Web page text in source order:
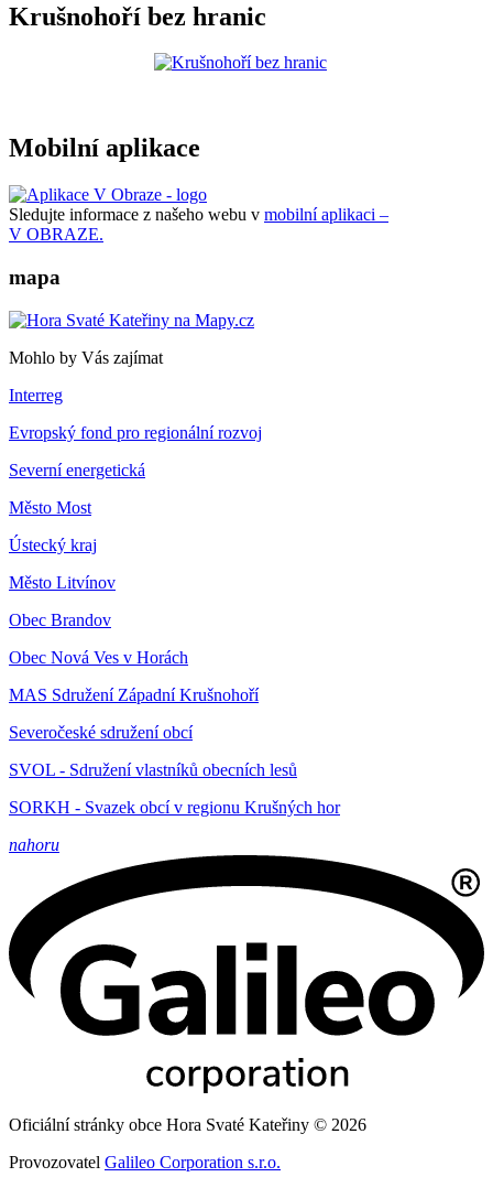
Krušnohoří bez hranic
Mobilní aplikace
Sledujte informace z našeho webu v mobilní aplikaci –
V OBRAZE.
mapa
Mohlo by Vás zajímat
Interreg
Evropský fond pro regionální rozvoj
Severní energetická
Město Most
Ústecký kraj
Město Litvínov
Obec Brandov
Obec Nová Ves v Horách
MAS Sdružení Západní Krušnohoří
Severočeské sdružení obcí
SVOL - Sdružení vlastníků obecních lesů
SORKH - Svazek obcí v regionu Krušných hor
nahoru
Oficiální stránky obce Hora Svaté Kateřiny © 2026
Provozovatel Galileo Corporation s.r.o.